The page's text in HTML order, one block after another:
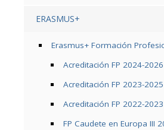
ERASMUS+
Erasmus+ Formación
Acreditación FP 2024-2026
Acreditación FP 2023-2025
Acreditación FP 2022-2023
FP Caudete en Europa III